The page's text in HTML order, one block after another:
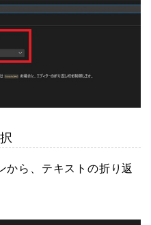
から、テキストの折り返